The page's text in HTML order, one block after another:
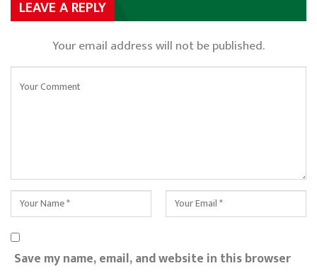
LEAVE A REPLY
Your email address will not be published.
Save my name, email, and website in this browser